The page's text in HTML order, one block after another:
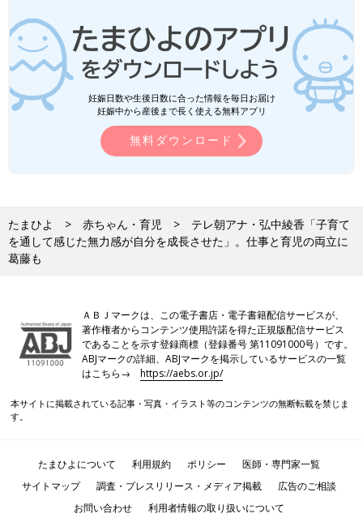
妊娠日数や生後日数に合った情報を毎日お届け
妊娠中から産後まで長く使える無料アプリ
無料ダウンロード
たまひよ 赤ちゃん・育児
テレ朝アナ・弘中綾香「子育て
を通して感じた無力感が自分を成長させた」。仕事と育児の両立に
葛藤も
ＡＢＪマークは、この電子書店・電子書籍配信サービスが、
著作権者からコンテンツ使用許諾を得た正規版配信サービス
であることを示す登録商標（登録番号 第11091000号）です。
ABJマークの詳細、ABJマークを掲示しているサービスの一覧
はこちら→https://aebs.or.jp/
本サイトに掲載されている記事・写真・イラスト等のコンテンツの無断転載を禁じま
す。
たまひよについて 利用規約 ポリシー
医師・専門家一覧
サイトマップ
調査・プレスリリース・メディア掲載
広告のご相談
お問い合わせ
利用者情報の取り扱いについて